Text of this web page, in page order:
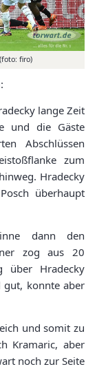
firo)
:
lange Zeit
und die Gäste
Abschlüssen
zum
Hradecky
überhaupt
dann den
zog aus 20
über Hradecky
gut, konnte aber
und somit zu
Kramaric, aber
noch zur Seite